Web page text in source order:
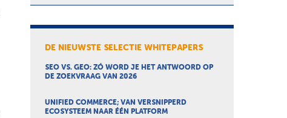
DE NIEUWSTE SELECTIE WHITEPAPERS
SEO VS. GEO: ZÓ WORD JE HET ANTWOORD OP
DE ZOEKVRAAG VAN 2026
UNIFIED COMMERCE; VAN VERSNIPPERD
ECOSYSTEEM NAAR ÉÉN PLATFORM